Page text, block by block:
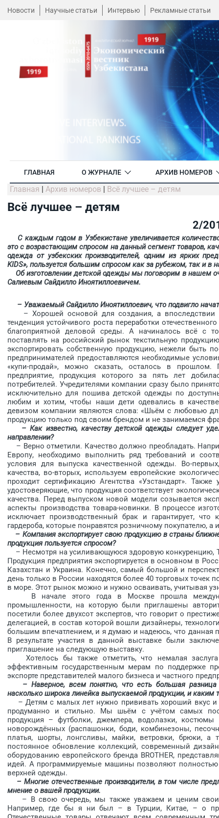
Новости Научные статьи Интервью Рекламные статьи
ГЛАВНАЯ О ЖУРНАЛЕ АРХИВ НОМЕРОВ
Главная | Архив номеров | Всё лучшее – детям
Всё лучшее – детям
2/
С каждым годом в Узбекистане увеличивается
это с возрастающим спросом на данный сегмент товаров,
одежда от узбекских производителей, одним из ярких
KIDS», пользуется большим спросом как за рубежом, так и в
Об изготовлении детской одежды мы поговорим в нашем
Салиевым Сайдилло Иноятиллоевичем.
– Уважаемый Сайдилло Иноятиллоевич, что подвигло
– Хорошей основой для создания, а впоследствии
тенденция устойчивого роста переработки
благоприятной деловой среды. А начиналось всё с
поставлять на российский рынок текстильную
экспортировать собственную продукцию, нежели быть
предпринимателей предоставляются необходимые
«купи-продай», можно сказать, осталось в
предприятие, продукция которого за пять лет
потребителей. Учредителями компании сразу было
исключительно для пошива детской одежды по
любим и хотим, чтобы наши дети одевались в
девизом компании являются слова: «Шьём с любовью
продукцию только под своим брендом и не занимаемся
– Как известно, качеству детской одежды следует
направлении?
– Верно отметили. Качество должно преобладать.
Европу, необходимо выполнить ряд требований и
условия для выпуска качественной одежды. Во-
качества, во-вторых, используем европейские
проходит сертификацию Агентства «Узстандарт».
удостоверяющие, что продукция соответствует
качества. Перед выпуском новой модели созывается
аспекты производства товара-новинки. В процессе
исключает производственный брак и гаран­тирует,
гардероба, которые понравятся розничному покупателю,
– Компания экспортирует свою продукцию в страны
продукция пользуется спросом?
– Несмотря на усиливающуюся здоровую конкуренцию,
Продукция предприятия экспортируется в основном в
Казахстан и Украина. Конечно, самый большой и
день только в России находятся более 40 торговых точек
в море. Этот рынок можно и нужно осваивать, учитывая
В начале этого года в Москве прошла
промышленности, на которую были приглашены
посетили более двухсот экспертов, что говорит о
делегацией, в состав которой вошли дизайнеры,
большим впечатлением, и я думаю и надеюсь, что данная
В результате участия в данной выставке были
приглашение на следующую выставку.
Хотелось бы также отметить, что немалая
эффективным государственным мерам по поддержке
экспорте представителей малого биз­неса и частного
– Наверное, всем понятно, что есть большая
насколько широка линейка выпускаемой продукции, и каким
– Детям с малых лет нужно прививать хороший вкус и
продуманно и стильно. Мы шьём с учётом самых
продукция – футболки, джемпера, водолазки,
новорождённых (распашонки, боди, комбинезоны,
платья, шорты, лонгсливы, майки, ветровки, брюки, а
постоянное обновление коллекций, современный
оборудованию европейского бренда BROTHER,
идей. А программируемые машины позволяют
верхней одежды.
– Многие отечественные производители, в том числе
мнение о вашей продукции.
– В свою очередь, мы также уважаем и ценим своих
Например, где бы я ни был – в Турции, Китае, – о